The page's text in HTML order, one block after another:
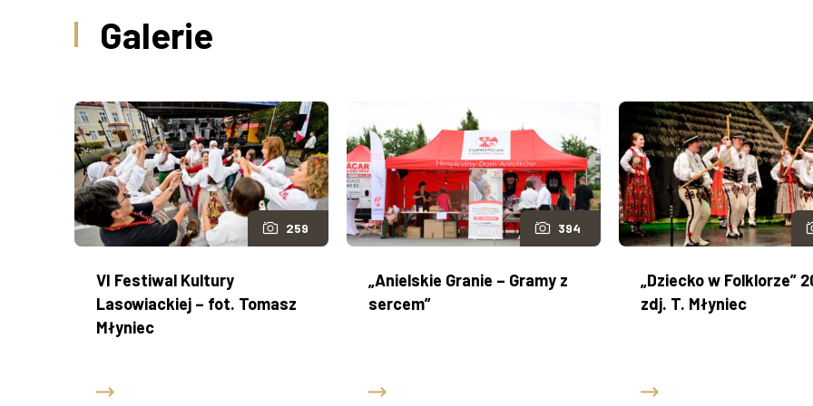
Galerie
259
VI Festiwal Kultury
Lasowiackiej – fot. Tomasz
Młyniec
394
„Anielskie Granie – Gramy z
sercem”
„Dziecko w Folklorze”
zdj. T. Młyniec